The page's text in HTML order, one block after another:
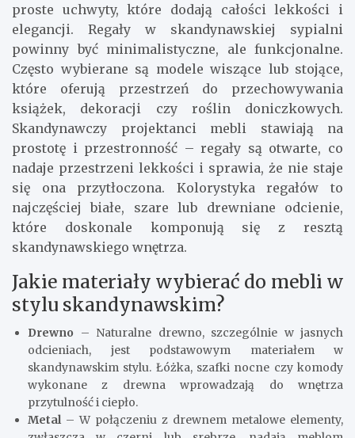
proste uchwyty, które dodają całości lekkości i
elegancji. Regały w skandynawskiej sypialni
powinny być minimalistyczne, ale funkcjonalne.
Często wybierane są modele wiszące lub stojące,
które oferują przestrzeń do przechowywania
książek, dekoracji czy roślin doniczkowych.
Skandynawczy projektanci mebli stawiają na
prostotę i przestronność – regały są otwarte, co
nadaje przestrzeni lekkości i sprawia, że nie staje
się ona przytłoczona. Kolorystyka regałów to
najczęściej białe, szare lub drewniane odcienie,
które doskonale komponują się z resztą
skandynawskiego wnętrza.
Jakie materiały wybierać do mebli w
stylu skandynawskim?
Drewno – Naturalne drewno, szczególnie w jasnych
odcieniach, jest podstawowym materiałem w
skandynawskim stylu. Łóżka, szafki nocne czy komody
wykonane z drewna wprowadzają do wnętrza
przytulność i ciepło.
Metal– W połączeniu z drewnem metalowe elementy,